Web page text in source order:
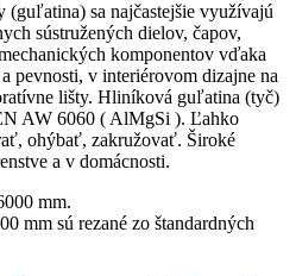
sa najčastejšie využívajú
sústružených dielov, čapov,
komponentov vďaka
pevnosti, v interiérovom dizajne na
lišty. Hliníková guľatina (tyč)
AW 6060 ( AlMgSi ). Ľahko
ohýbať, zakružovať. Široké
a v domácnosti.
mm.
mm sú rezané zo štandardných